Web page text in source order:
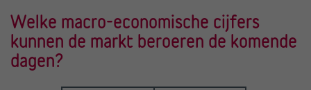
Welke macro-economische cijfers
kunnen de markt beroeren de komende
dagen?